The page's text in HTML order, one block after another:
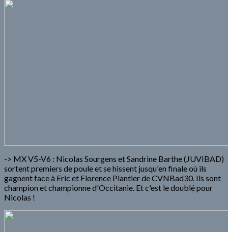
-> MX V5-V6 : Nicolas Sourgens et Sandrine Barthe (JUVIBAD)
sortent premiers de poule et se hissent jusqu'en finale où ils
gagnent face à Eric et Florence Plantier de CVNBad30. Ils sont
champion et championne d'Occitanie. Et c'est le doublé pour
Nicolas !